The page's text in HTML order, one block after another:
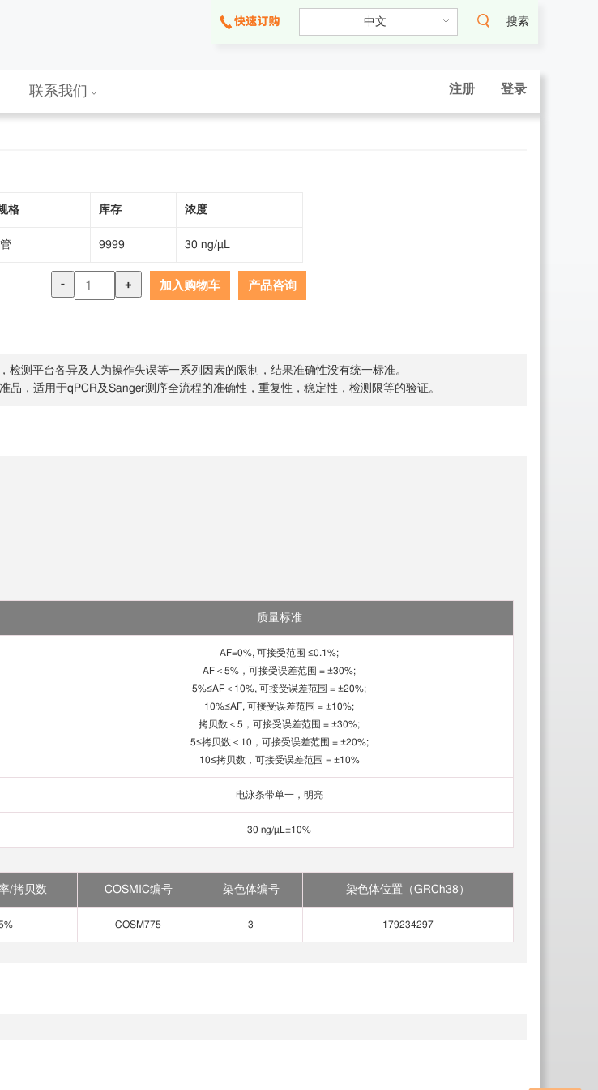
搜索
联系我们 登录
注册
格 库存 浓度
9999 30 ng/µL
- + 加入购物车 产品咨询
测平台各异及人为操作失误等一系列因素的限制，结果准确性没有统一标准。
，适用于qPCR及Sanger测序全流程的准确性，重复性，稳定性，检测限等的验证。
质量标准
AF=0%, 可接受范围 ≤0.1%;
AF＜5%，可接受误差范围 = ±30%;
5%≤AF＜10%, 可接受误差范围 = ±20%;
10%≤AF, 可接受误差范围 = ±10%;
拷贝数＜5，可接受误差范围 = ±30%;
5≤拷贝数＜10，可接受误差范围 = ±20%;
10≤拷贝数，可接受误差范围 = ±10%
电泳条带单一，明亮
30 ng/µL±10%
/拷贝数 COSMIC编号 染色体编号 染色体位置（GRCh38）
COSM775 3 179234297